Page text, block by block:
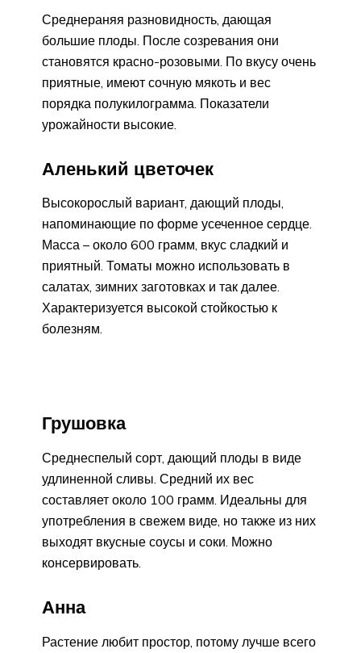
Среднераняя разновидность, дающая
большие плоды. После созревания они
становятся красно-розовыми. По вкусу очень
приятные, имеют сочную мякоть и вес
порядка полукилограмма. Показатели
урожайности высокие.
Аленький цветочек
Высокорослый вариант, дающий плоды,
напоминающие по форме усеченное сердце.
Масса – около 600 грамм, вкус сладкий и
приятный. Томаты можно использовать в
салатах, зимних заготовках и так далее.
Характеризуется высокой стойкостью к
болезням.
Грушовка
Среднеспелый сорт, дающий плоды в виде
удлиненной сливы. Средний их вес
составляет около 100 грамм. Идеальны для
употребления в свежем виде, но также из них
выходят вкусные соусы и соки. Можно
консервировать.
Анна
Растение любит простор, потому лучше всего